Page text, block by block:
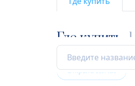
Где купить 1
Открыта сейчас